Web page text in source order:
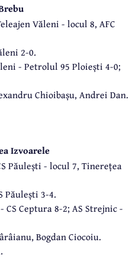
Văleni - locul 8, AFC
2-0.
- Petrolul 95 Ploiești 4-0;
Chioibașu, Andrei Dan.
Izvoarele
Păulești - locul 7, Tinerețea
Păulești 3-4.
CS Ceptura 8-2; AS Strejnic -
Bogdan Ciocoiu.